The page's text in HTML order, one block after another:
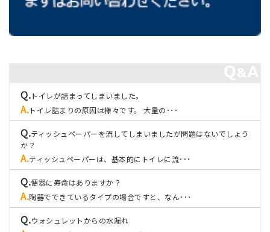
トイレが詰まってしまいました。
トイレ詰まりの原因は様々です。 大量の･･･
ティッシュペーパーを流してしまいましたが問題はないでしょう
か？
ティッシュペーパーは、基本的にトイレに流･･･
便器に寿命はありますか？
陶器でできているタイプの場合ですと、なん･･･
ウォシュレットからの水漏れ